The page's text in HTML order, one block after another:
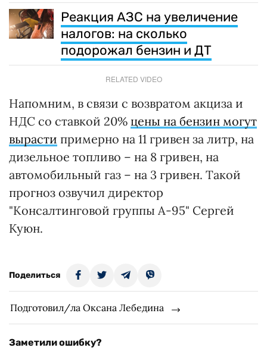
Реакция АЗС на увеличение
налогов: на сколько
подорожал бензин и ДТ
RELATED VIDEO
Напомним, в связи с возвратом акциза и
НДС со ставкой 20% цены на бензин могут
вырасти примерно на 11 гривен за литр, на
дизельное топливо – на 8 гривен, на
автомобильный газ – на 3 гривен. Такой
прогноз озвучил директор
"Консалтинговой группы А-95" Сергей
Куюн.
Поделиться
Подготовил/ла Оксана Лебедина
Заметили ошибку?